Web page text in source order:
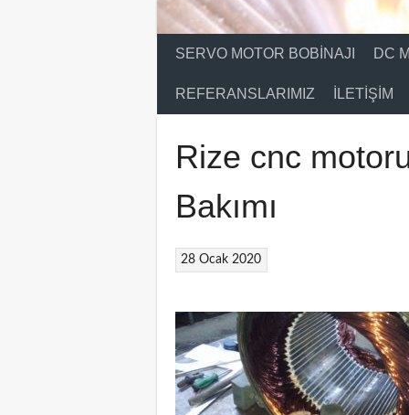
SERVO MOTOR BOBINAJI DC
REFERANSLARIMIZ İLETIŞIM
Rize cnc
Bakımı
28 Ocak 2020